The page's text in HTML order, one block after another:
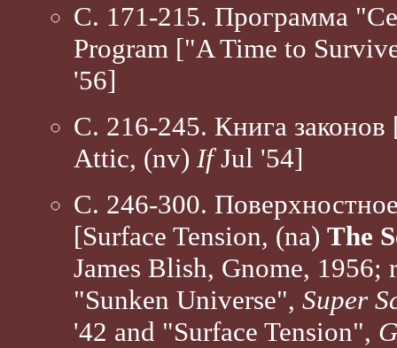
С. 171-215. Программа
Program ["A Time to
'56]
С. 216-245. Книга
Attic, (nv) IfJul '54]
С. 246-300.
[Surface Tension, (na) The
James Blish, Gnome, 1956;
"Sunken Universe", Super
'42 and "Surface Tension",